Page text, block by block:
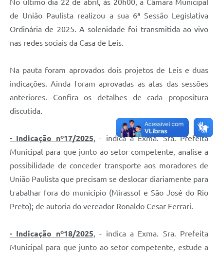
Diário Oficial
Galeria de Fotos
Contratos
Transparência
Telefones Úteis
A Prefeitura
Utilidades
No último dia 22 de abril, às 20h00, a Câmara Municipal
de União Paulista realizou a sua 6ª Sessão Legislativa
Ordinária de 2025. A solenidade foi transmitida ao vivo
nas redes sociais da Casa de Leis.
Na pauta foram aprovados dois projetos de Leis e duas
indicações. Ainda foram aprovadas as atas das sessões
anteriores. Confira os detalhes de cada propositura
discutida.
- Indicação nº17/2025, - indica a Exma. Sra. Prefeita
Municipal para que junto ao setor competente, analise a
possibilidade de conceder transporte aos moradores de
União Paulista que precisam se deslocar diariamente para
trabalhar fora do município (Mirassol e São José do Rio
Preto); de autoria do vereador Ronaldo Cesar Ferrari.
- Indicação nº18/2025, - indica a Exma. Sra. Prefeita
Municipal para que junto ao setor competente, estude a